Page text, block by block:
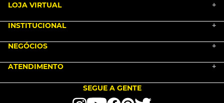
LOJA VIRTUAL +
TERMOS DE USO
POLÍTICA DE PRIVACIDADE
INSTITUCIONAL +
BLOG
RASTREIE O SEU PEDIDO
NEGÓCIOS +
LOVE BRANDS
SEJA REVENDEDOR
ATENDIMENTO +
alô alô IMG
SEGUE A GENTE